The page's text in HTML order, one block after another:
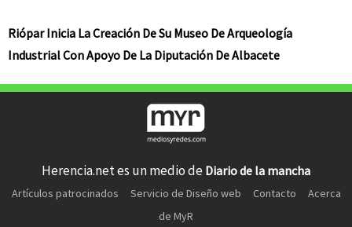
Riópar Inicia La Creación De Su Museo De Arqueología
Industrial Con Apoyo De La Diputación De Albacete
Herencia.net es un medio de Diario de la mancha
Artículos patrocinados Servicio de Diseño web Contacto
Acerca
de MyR